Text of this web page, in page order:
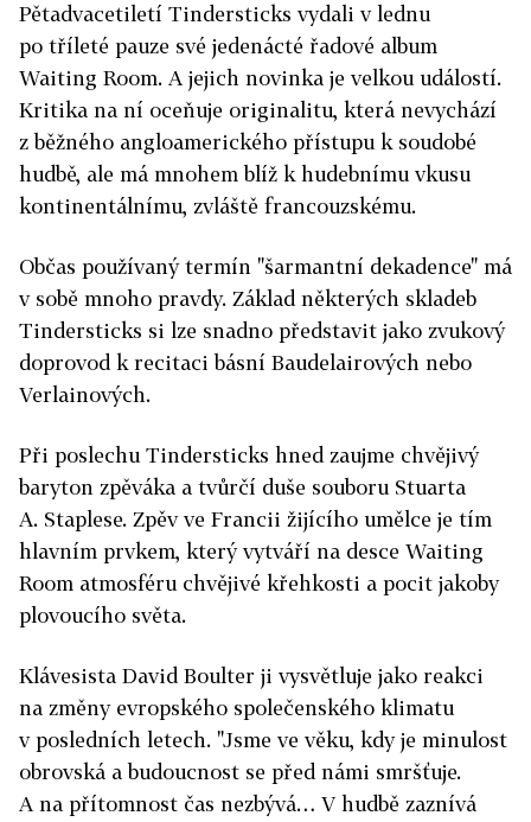
Pětadvacetiletí Tindersticks vydali v lednu
po tříleté pauze své jedenácté řadové album
Waiting Room. A jejich novinka je velkou událostí.
Kritika na ní oceňuje originalitu, která nevychází
z běžného angloamerického přístupu k soudobé
hudbě, ale má mnohem blíž k hudebnímu vkusu
kontinentálnímu, zvláště francouzskému.
Občas používaný termín "šarmantní dekadence" má
v sobě mnoho pravdy. Základ některých skladeb
Tindersticks si lze snadno představit jako zvukový
doprovod k recitaci básní Baudelairových nebo
Verlainových.
Při poslechu Tindersticks hned zaujme chvějivý
baryton zpěváka a tvůrčí duše souboru Stuarta
A. Staplese. Zpěv ve Francii žijícího umělce je tím
hlavním prvkem, který vytváří na desce Waiting
Room atmosféru chvějivé křehkosti a pocit jakoby
plovoucího světa.
Klávesista David Boulter ji vysvětluje jako reakci
na změny evropského společenského klimatu
v posledních letech. "Jsme ve věku, kdy je minulost
obrovská a budoucnost se před námi smršťuje.
A na přítomnost čas nezbývá… V hudbě zaznívá